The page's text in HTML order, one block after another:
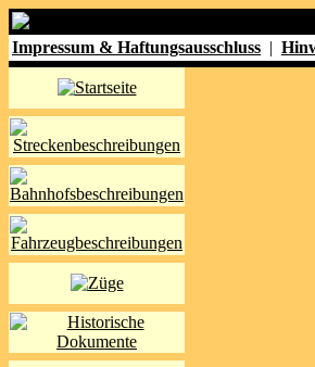
Impressum & Haftungsausschluss |